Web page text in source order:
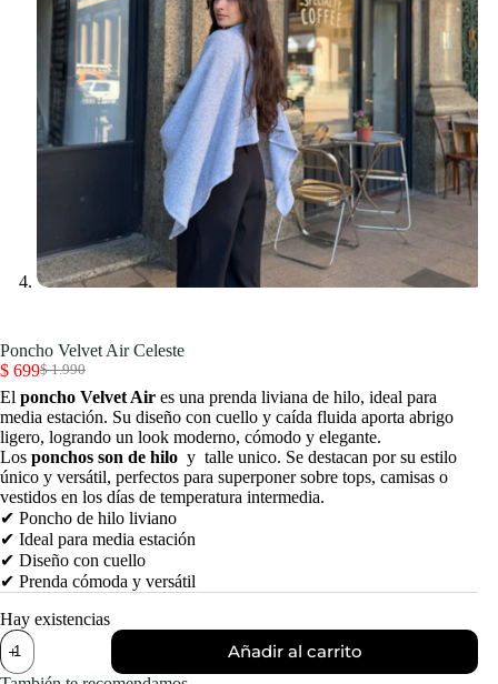
Poncho Velvet Air Celeste
$1.990
El
precio
original
era:
$ 1.990.
$ 699El
precio
actual
es:
$ 699.
El poncho Velvet Air es una prenda liviana de hilo, ideal para
media estación. Su diseño con cuello y caída fluida aporta abrigo
ligero, logrando un look moderno, cómodo y elegante.
Los ponchos son de hilo y talle unico. Se destacan por su estilo
único y versátil, perfectos para superponer sobre tops, camisas o
vestidos en los días de temperatura intermedia.
✔ Poncho de hilo liviano
✔ Ideal para media estación
✔ Diseño con cuello
✔ Prenda cómoda y versátil
Hay existencias
Poncho
Velvet
Air
Añadir al carrito